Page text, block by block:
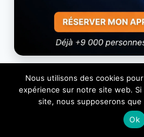
Nous utilisons des cookies
expérience sur notre site web.
site, nous supposerons
Ok